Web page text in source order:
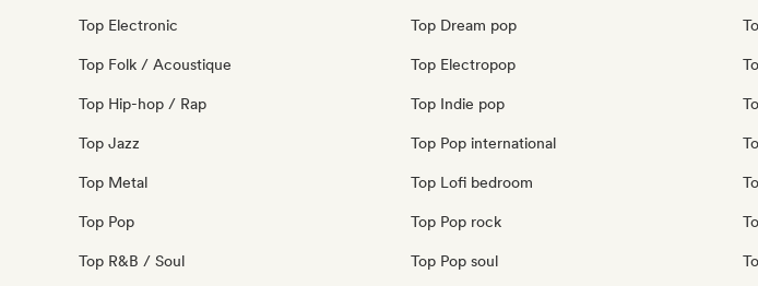
Top Electronic
Top Folk / Acoustique
Top Hip-hop / Rap
Top Jazz
Top Metal
Top Pop
Top R&B / Soul
Top Dream pop
Top Electropop
Top Indie pop
Top Pop international
Top Lofi bedroom
Top Pop rock
Top Pop soul